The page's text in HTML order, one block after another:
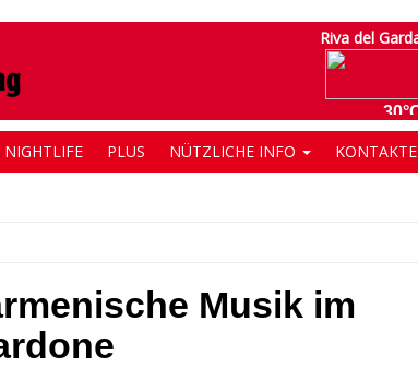
PLUS NÜTZLICHE INFO KONTAKTE
Musik im